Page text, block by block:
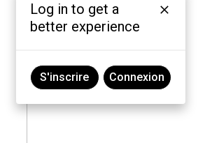
Log in to get a
better experience
S'inscrire Connexion